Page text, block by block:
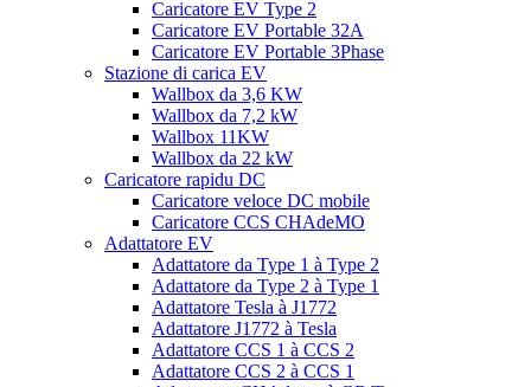
Caricatore EV Type 2
Caricatore EV Portable 32A
Caricatore EV Portable 3Phase
Stazione di carica EV
Wallbox da 3,6 KW
Wallbox da 7,2 kW
Wallbox 11KW
Wallbox da 22 kW
Caricatore rapidu DC
Caricatore veloce DC mobile
Caricatore CCS CHAdeMO
Adattatore EV
Adattatore da Type 1 à Type 2
Adattatore da Type 2 à Type 1
Adattatore Tesla à J1772
Adattatore J1772 à Tesla
Adattatore CCS 1 à CCS 2
Adattatore CCS 2 à CCS 1